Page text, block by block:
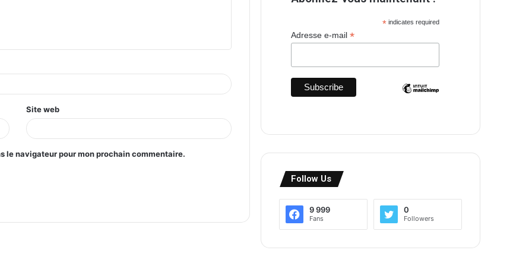
Site web
le navigateur pour mon prochain commentaire.
*indicates required
Adresse e-mail*
Follow Us
9 999
Fans
0
Followers